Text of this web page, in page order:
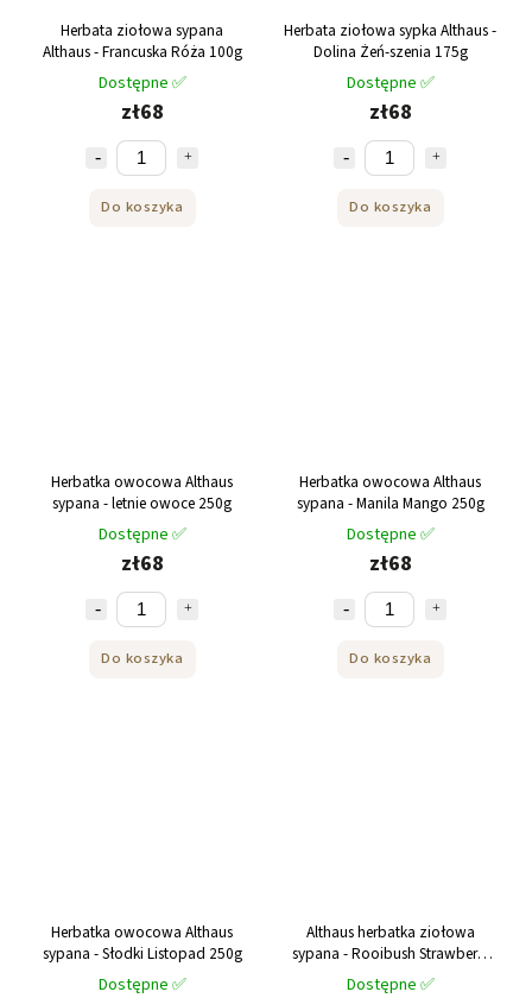
Herbata ziołowa sypana
Althaus - Francuska Róża 100g
Dostępne ✅
zł68
Do koszyka
Herbata ziołowa sypka Althaus -
Dolina Żeń-szenia 175g
Dostępne ✅
zł68
Do koszyka
Herbatka owocowa Althaus
sypana - letnie owoce 250g
Dostępne ✅
zł68
Do koszyka
Herbatka owocowa Althaus
sypana - Manila Mango 250g
Dostępne ✅
zł68
Do koszyka
Herbatka owocowa Althaus
sypana - Słodki Listopad 250g
Dostępne ✅
Althaus herbatka ziołowa
sypana - Rooibush Strawberry
Cream 250g
Dostępne ✅